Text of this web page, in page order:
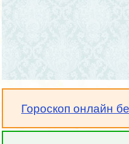
Гороскоп онлайн